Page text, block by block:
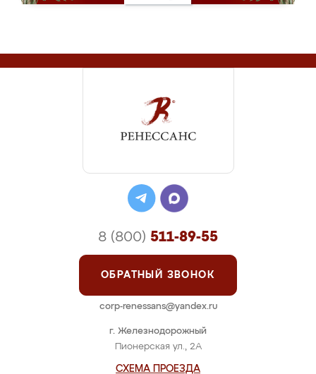
г. Железнодорожный
Пионерская ул., 2А
СХЕМА ПРОЕЗДА
8 (800) 511-89-55
ОБРАТНЫЙ ЗВОНОК
corp-renessans@yandex.ru